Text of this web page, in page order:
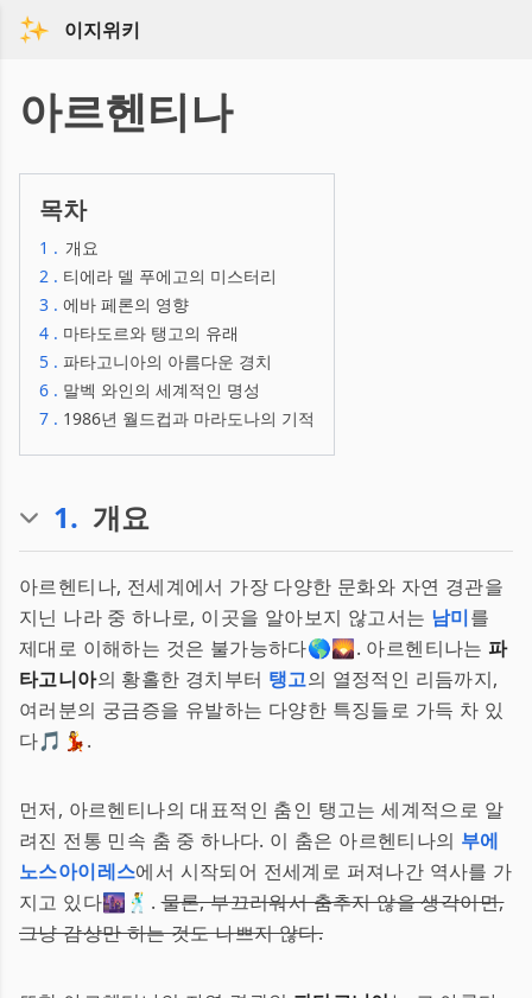
이지위키
아르헨티나
목차
1 . 개요
2 . 티에라 델 푸에고의 미스터리
3 . 에바 페론의 영향
4 . 마타도르와 탱고의 유래
5 . 파타고니아의 아름다운 경치
6 . 말벡 와인의 세계적인 명성
7 . 1986년 월드컵과 마라도나의 기적
1. 개요
아르헨티나, 전세계에서 가장 다양한 문화와 자연 경관을
지닌 나라 중 하나로, 이곳을 알아보지 않고서는 남미를
제대로 이해하는 것은 불가능하다🌎🌄. 아르헨티나는파
타고니아의 황홀한 경치부터 탱고의 열정적인 리듬까지,
여러분의 궁금증을 유발하는 다양한 특징들로 가득 차 있
다🎵💃.
먼저, 아르헨티나의 대표적인 춤인 탱고는 세계적으로 알
려진 전통 민속 춤 중 하나다. 이 춤은 아르헨티나의 부에
노스아이레스에서 시작되어 전세계로 퍼져나간 역사를 가
지고 있다🌆🕺.물론, 부끄러워서 춤추지 않을 생각이면,
그냥 감상만 하는 것도 나쁘지 않다.